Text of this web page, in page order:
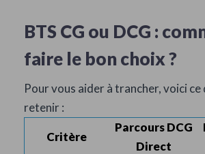
BTS CG ou DCG :
faire le bon choix ?
Pour vous aider à trancher, voici
retenir :
Critère
Parcours DCG
Direct